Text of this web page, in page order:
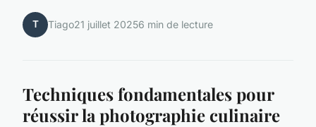
T Tiago21 juillet 20256 min de lecture
Techniques fondamentales pour
réussir la photographie culinaire